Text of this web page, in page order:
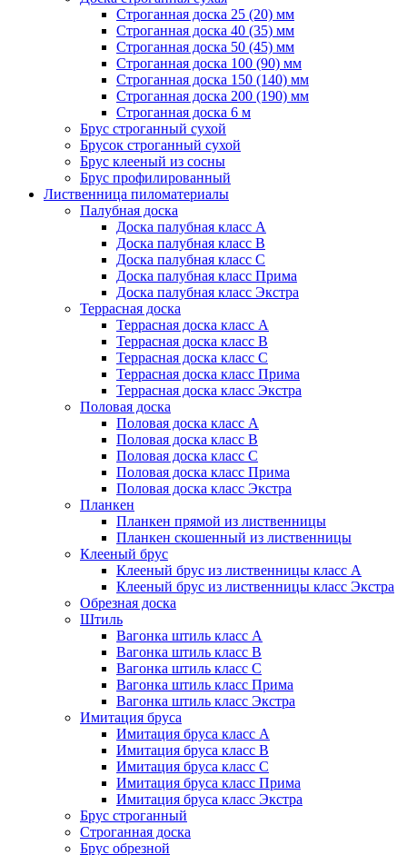
Строганная доска 25 (20) мм
Строганная доска 40 (35) мм
Строганная доска 50 (45) мм
Строганная доска 100 (90) мм
Строганная доска 150 (140) мм
Строганная доска 200 (190) мм
Строганная доска 6 м
Брус строганный сухой
Брусок строганный сухой
Брус клееный из сосны
Брус профилированный
Лиственница пиломатериалы
Палубная доска
Доска палубная класс А
Доска палубная класс B
Доска палубная класс C
Доска палубная класс Прима
Доска палубная класс Экстра
Террасная доска
Террасная доска класс А
Террасная доска класс B
Террасная доска класс C
Террасная доска класс Прима
Террасная доска класс Экстра
Половая доска
Половая доска класс А
Половая доска класс B
Половая доска класс C
Половая доска класс Прима
Половая доска класс Экстра
Планкен
Планкен прямой из лиственницы
Планкен скошенный из лиственницы
Клееный брус
Клееный брус из лиственницы класс А
Клееный брус из лиственницы класс Экстра
Обрезная доска
Штиль
Вагонка штиль класс А
Вагонка штиль класс B
Вагонка штиль класс C
Вагонка штиль класс Прима
Вагонка штиль класс Экстра
Имитация бруса
Имитация бруса класс А
Имитация бруса класс B
Имитация бруса класс C
Имитация бруса класс Прима
Имитация бруса класс Экстра
Брус строганный
Строганная доска
Брус обрезной